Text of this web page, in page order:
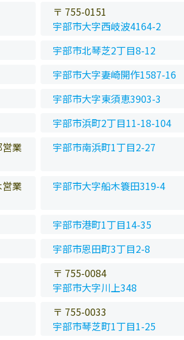
〒 755-0151
宇部市大字西岐波4164-2
宇部市北琴芝2丁目8-12
宇部市大字妻崎開作1587-16
宇部市大字東須恵3903-3
宇部市浜町2丁目11-18-104
業
宇部市南浜町1丁目2-27
業
宇部市大字船木簑田319-4
宇部市港町1丁目14-35
宇部市恩田町3丁目2-8
〒 755-0084
宇部市大字川上348
〒 755-0033
宇部市琴芝町1丁目1-25